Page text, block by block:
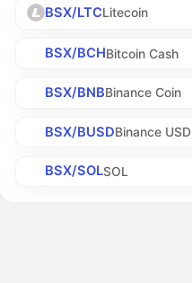
BSX/LTCLitecoin
BSX/BCHBitcoin Cash
BSX/BNBBinance Coin
BSX/BUSDBinance USD
BSX/SOLSOL